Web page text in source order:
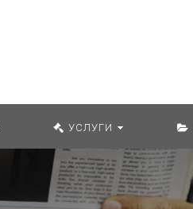
УСЛУГИ